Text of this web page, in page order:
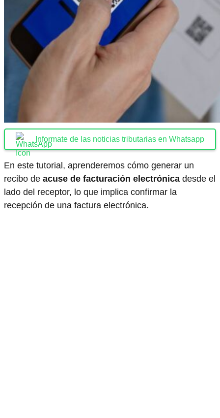
Informate de las noticias tributarias en Whatsapp
En este tutorial, aprenderemos cómo generar un
recibo de acuse de facturación electrónica desde el
lado del receptor, lo que implica confirmar la
recepción de una factura electrónica.